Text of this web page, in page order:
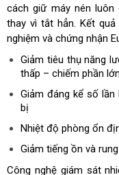
cách giữ máy nén
thay vì tắt hẳn. Kết
nghiệm và chứng nhận
Giảm tiêu thụ năng
thấp – chiếm phần
Giảm đáng kể số
bị
Nhiệt độ phòng ổn
Giảm tiếng ồn và
Công nghệ giám sát